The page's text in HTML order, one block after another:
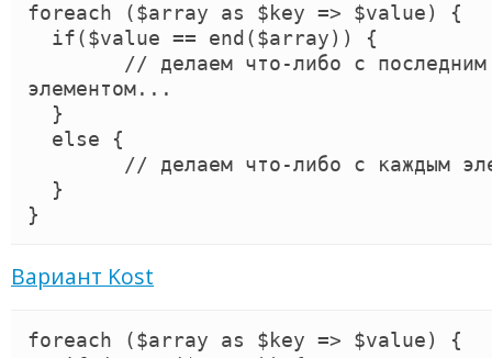
foreach ($array as $key => $value) {
элементом...
}
Вариант Kost
foreach ($array as $key => $value) {